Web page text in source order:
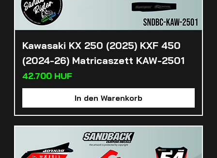
Kawasaki KX 250 (2025) KXF 450
(2024-26) Matricaszett KAW-2501
Preis
42.700 HUF
In den Warenkorb